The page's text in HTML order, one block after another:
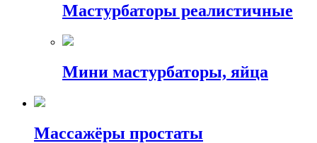
Мастурбаторы реалистичные
Мини мастурбаторы, яйца
Массажёры простаты